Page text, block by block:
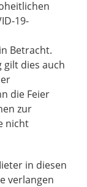
19-
Betracht.
gilt dies auch
die Feier
zur
nicht
in diesen
verlangen